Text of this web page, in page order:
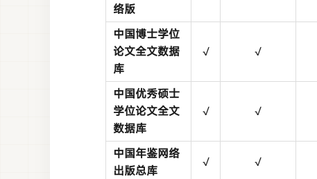
络版
中国博士学位
论文全文数据
库
√ √
中国优秀硕士
学位论文全文
数据库
√ √
中国年鉴网络
出版总库
√ √